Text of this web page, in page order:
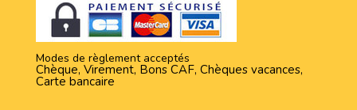
Modes de règlement acceptés
Chèque, Virement, Bons CAF, Chèques vacances,
Carte bancaire